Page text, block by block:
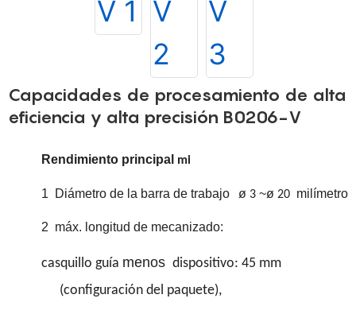
Capacidades de procesamiento de alta
eficiencia y alta precisión B0206-V
Rendimiento principal mi
1 Diámetro de la barra de trabajo ø 3~ø 20 milímetro
2 máx. longitud de mecanizado:
casquillo guía menos dispositivo: 45 mm
(configuración del paquete),